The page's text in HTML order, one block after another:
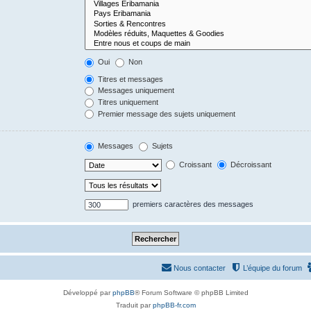
Oui Non
Titres et messages
Messages uniquement
Titres uniquement
Premier message des sujets uniquement
Messages Sujets
Croissant Décroissant
premiers caractères des messages
L’équipe du forum
Nous contacter
Développé parphpBB® Forum Software © phpBB Limited
Traduit parphpBB-fr.com